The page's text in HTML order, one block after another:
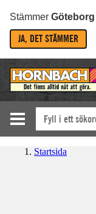
Stämmer Göteborg
JA, DET STÄMMER
Startsida